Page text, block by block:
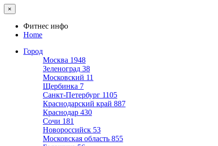
×
Фитнес инфо
Home
Город
Москва 1948
Зеленоград 38
Московский 11
Щербинка 7
Санкт-Петербург 1105
Краснодарский край 887
Краснодар 430
Сочи 181
Новороссийск 53
Московская область 855